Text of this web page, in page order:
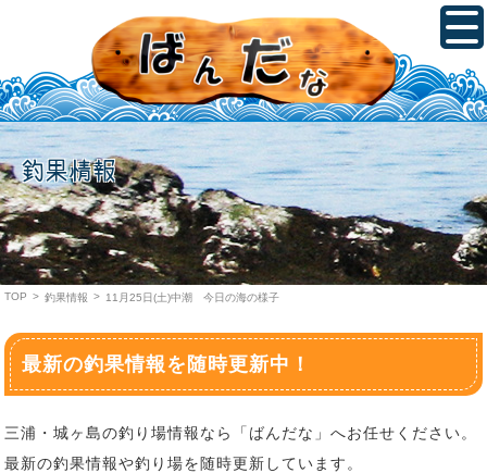
釣果情報
TOP > 釣果情報 > 11月25日(土)中潮 今日の海の様子
最新の釣果情報を随時更新中！
三浦・城ヶ島の釣り場情報なら「ばんだな」へお任せください。
最新の釣果情報や釣り場を随時更新しています。